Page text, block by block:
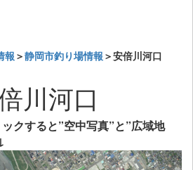
報 ＞静岡市釣り場情報 ＞安倍川河口
川河口
クすると”空中写真”と”広域地
Next